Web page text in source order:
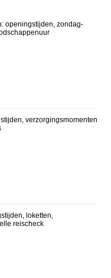
openingstijden, zondag-
verzorgingsmomenten
loketten,
reischeck